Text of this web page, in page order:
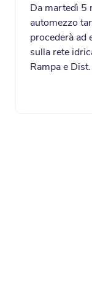
Da martedì 5
automezzo
procederà ad
sulla rete
Rampa e